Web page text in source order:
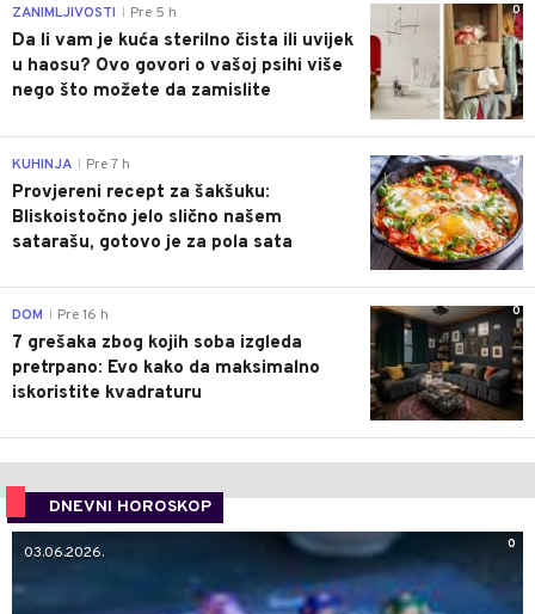
0
ZANIMLJIVOSTI Pre 5 h
Da li vam je kuća sterilno čista ili uvijek
u haosu? Ovo govori o vašoj psihi više
nego što možete da zamislite
0
KUHINJA Pre 7 h
Provjereni recept za šakšuku:
Bliskoistočno jelo slično našem
satarašu, gotovo je za pola sata
0
DOM Pre 16 h
7 grešaka zbog kojih soba izgleda
pretrpano: Evo kako da maksimalno
iskoristite kvadraturu
DNEVNI HOROSKOP
0
03.06.2026.